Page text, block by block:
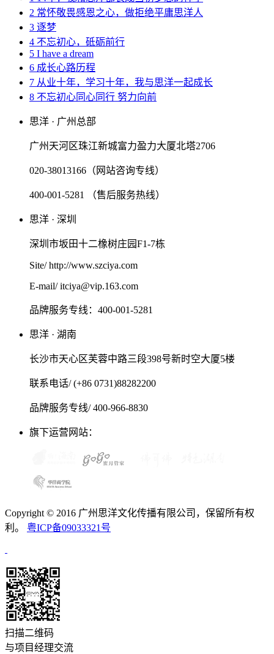
2 常怀敬畏感恩之心，做拒绝平庸思洋人
3 逐梦
4 不忘初心，砥砺前行
5 I have a dream
6 成长心路历程
7 从业十年，学习十年，我与思洋一起成长
8 不忘初心同心同行 努力向前
思洋 · 广州总部
广州天河区珠江新城富力盈力大厦北塔2706
020-38013166（网站咨询专线）
400-001-5281 （售后服务热线）
思洋 · 深圳
深圳市坂田十二橡树庄园F1-7栋
Site/ http://www.szciya.com
E-mail/ itciya@vip.163.com
品牌服务专线：400-001-5281
思洋 · 湖南
长沙市天心区芙蓉中路三段398号新时空大厦5楼
联系电话/ (+86 0731)88282200
品牌服务专线/ 400-966-8830
旗下运营网站：
Copyright © 2016 广州思洋文化传播有限公司，保留所有权
利。 粤ICP备09033321号
扫描二维码
与项目经理交流